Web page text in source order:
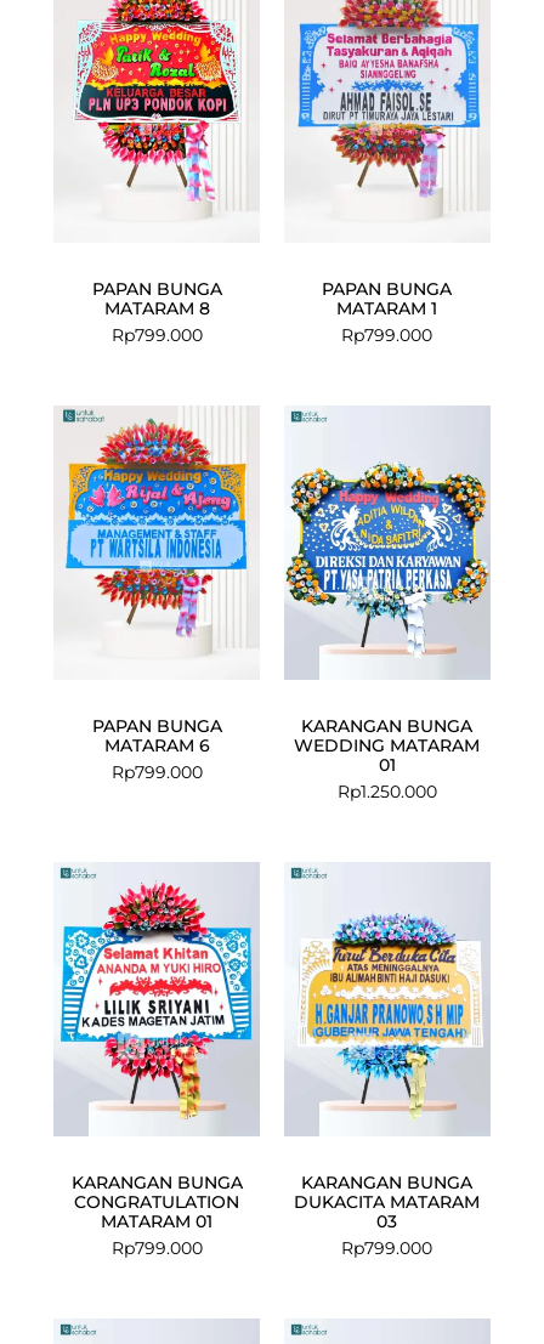
PAPAN BUNGA
MATARAM 8
Rp799.000
PAPAN BUNGA
MATARAM 1
Rp799.000
PAPAN BUNGA
MATARAM 6
Rp799.000
KARANGAN BUNGA
WEDDING MATARAM
01
Rp1.250.000
KARANGAN BUNGA
CONGRATULATION
MATARAM 01
Rp799.000
KARANGAN BUNGA
DUKACITA MATARAM
03
Rp799.000